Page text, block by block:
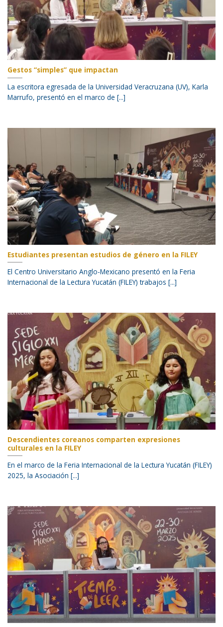
Gestos “simples” que impactan
La escritora egresada de la Universidad Veracruzana (UV), Karla
Marrufo, presentó en el marco de [...]
Estudiantes presentan estudios de género en la FILEY
El Centro Universitario Anglo-Mexicano presentó en la Feria
Internacional de la Lectura Yucatán (FILEY) trabajos [...]
Descendientes coreanos comparten expresiones
culturales en la FILEY
En el marco de la Feria Internacional de la Lectura Yucatán (FILEY)
2025, la Asociación [...]